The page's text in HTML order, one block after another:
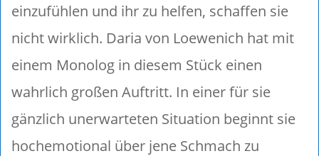
einzufühlen und ihr zu helfen, schaffen sie
nicht wirklich. Daria von Loewenich hat mit
einem Monolog in diesem Stück einen
wahrlich großen Auftritt. In einer für sie
gänzlich unerwarteten Situation beginnt sie
hochemotional über jene Schmach zu